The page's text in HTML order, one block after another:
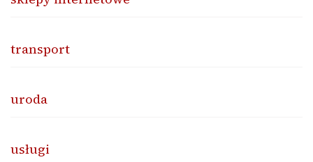
transport
uroda
usługi